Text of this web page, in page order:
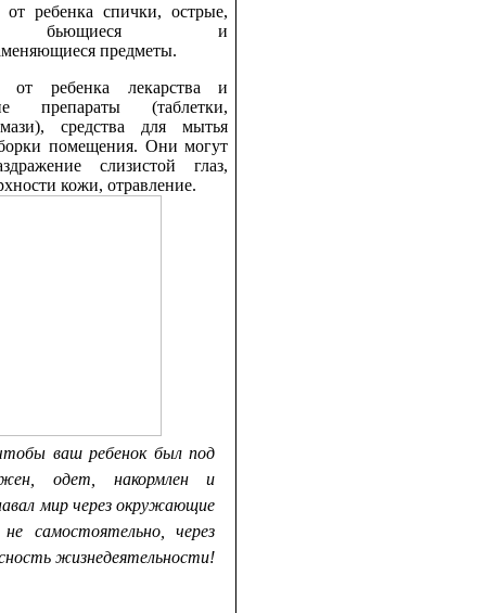
от ребенка спички, острые,
бьющиеся и
предметы.
от ребенка лекарства и
препараты (таблетки,
средства для мытья
помещения. Они могут
слизистой глаз,
кожи, отравление.
ваш ребенок был под
одет, накормлен и
мир через окружающие
самостоятельно, через
жизнедеятельности!